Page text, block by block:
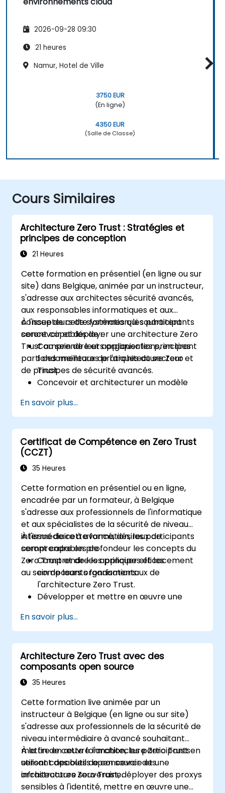
2026-09-28 09:30
21 heures
Namur, Hotel de Ville
3750 EUR
(En ligne)
4350 EUR
(Salle de Classe)
Cours Similaires
Architecture Zero Trust : Stratégies et
principes de conception
21 Heures
Cette formation en présentiel (en ligne ou sur
site) dans Belgique, animée par un instructeur,
s'adresse aux architectes sécurité avancés,
aux responsables informatiques et aux
concepteurs de systèmes qui souhaitent
concevoir et déployer une architecture Zero
Trust au sein de leurs organisations, en tirant
parti des meilleures pratiques du secteur et
de principes de sécurité avancés.
À l'issue de cette formation, les participants
seront capables de :
Comprendre et appliquer les principes
fondamentaux de l'architecture Zero
Trust.
Concevoir et architecturer un modèle
Exploiter la segmentation, la gestion des
identités et des accès (IAM), ainsi que les
politiques à privilège minimum dans la
conception Zero Trust.
Mettre en œuvre des mesures de sécurité
axées sur la vérification, la surveillance et
Évaluer et atténuer les risques associés
aux modèles de sécurité périmétrique
traditionnels.
En savoir plus...
Certificat de Compétence en Zero Trust
(CCZT)
35 Heures
Cette formation en présentiel ou en ligne,
encadrée par un formateur, à Belgique
s'adresse aux professionnels de l'informatique
et aux spécialistes de la sécurité de niveau
intermédiaire à avancé, désireux de
comprendre en profondeur les concepts du
Zero Trust et de les appliquer efficacement
au sein de leurs organisations.
À l'issue de cette formation, les participants
seront capables de :
Comprendre les principes et les
composants fondamentaux de
l'architecture Zero Trust.
Développer et mettre en œuvre une
de leur organisation.
Planifier et exécuter le déploiement de
solutions Zero Trust.
Exploiter les technologies de Périmètre
Défini par Logiciel (SDP) pour renforcer la
sécurité.
maintenir et faire évoluer un
environnement Zero Trust.
En savoir plus...
Architecture Zero Trust avec des
composants open source
35 Heures
Cette formation live animée par un
instructeur à Belgique (en ligne ou sur site)
s'adresse aux professionnels de la sécurité de
niveau intermédiaire à avancé souhaitant
mettre en œuvre l'architecture Zero Trust en
utilisant des outils open source et une
infrastructure souveraine.
À la fin de cette formation, les participants
seront capables de concevoir des
architectures Zero Trust, déployer des proxys
sensibles à l'identité, mettre en œuvre une